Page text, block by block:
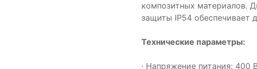
композитных материалов.
защиты IP54 обеспечивает
Технические параметры:
· Напряжение питания: 400